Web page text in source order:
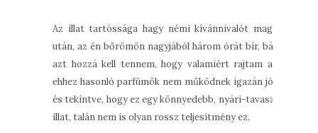
Az illat tartóssága hagy némi kívánnivalót maga
után, az én bőrömön nagyjából három órát bír, bár
azt hozzá kell tennem, hogy valamiért rajtam az
ehhez hasonló parfümök nem működnek igazán jól,
és tekintve, hogy ez egy könnyedebb, nyári-tavaszi
illat, talán nem is olyan rossz teljesítmény ez.